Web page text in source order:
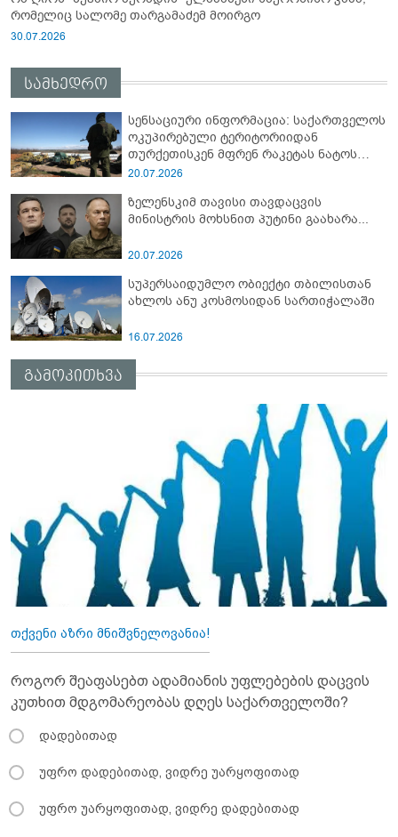
რომელიც სალომე თარგამაძემ მოირგო
30.07.2026
სამხედრო
სენსაციური ინფორმაცია: საქართველოს
ოკუპირებული ტერიტორიიდან
თურქეთისკენ მფრენ რაკეტას ნატოს
სამიტი კინაღამ ჩაუშლია
20.07.2026
ზელენსკიმ თავისი თავდაცვის
მინისტრის მოხსნით პუტინი გაახარა...
20.07.2026
სუპერსაიდუმლო ობიექტი თბილისთან
ახლოს ანუ კოსმოსიდან სართიჭალაში
16.07.2026
გამოკითხვა
თქვენი აზრი მნიშვნელოვანია!
როგორ შეაფასებთ ადამიანის უფლებების დაცვის
კუთხით მდგომარეობას დღეს საქართველოში?
დადებითად
უფრო დადებითად, ვიდრე უარყოფითად
უფრო უარყოფითად, ვიდრე დადებითად